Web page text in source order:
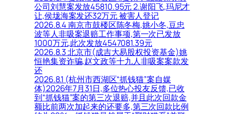
公司刘慧案发放45810.95元 2.谢阳飞,玛尼才
让,侯垅海案发还32万元 被害人登记
2026.8.4 南京市鼓楼区陈冬梅,姚小冬,豆忠
波等人非吸案退赔工作事项,第一次已发放
1000万元,此次发放4547081.39元
2026.8.3 北京市(成吉大易股权投资基金)姚
恒艳集资诈骗,赵文政等十九人非吸案案款发
还
2026.8.1 (杭州市西湖区“抓钱猫”案自媒
体)2026年7月31日,多位热心投友反馈,已收
到“抓钱猫”案的第三次退赔,并且此次回款金
额比前两次加起来的还要多,第三次回款比例